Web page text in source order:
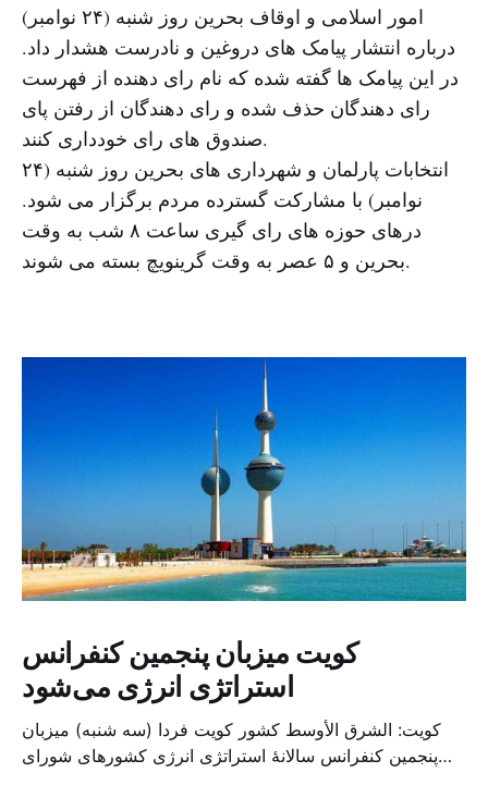
امور اسلامی و اوقاف بحرین روز شنبه (۲۴ نوامبر)
درباره انتشار پیامک های دروغین و نادرست هشدار داد.
در این پیامک ها گفته شده که نام رای دهنده از فهرست
رای دهندگان حذف شده و رای دهندگان از رفتن پای
صندوق های رای خودداری کنند.
انتخابات پارلمان و شهرداری های بحرین روز شنبه (۲۴
نوامبر) با مشارکت گسترده مردم برگزار می شود.
درهای حوزه های رای گیری ساعت ۸ شب به وقت
بحرین و ۵ عصر به وقت گرینویچ بسته می شوند.
کویت میزبان پنجمین کنفرانس
استراتژی انرژی می‌شود
کویت: الشرق الأوسط کشور کویت فردا (سه شنبه) میزبان
پنجمین کنفرانس سالانهٔ استراتژی انرژی کشورهای شورای